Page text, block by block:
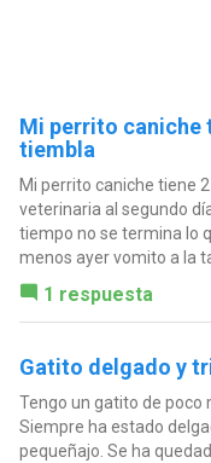
Mi perrito caniche
tiembla
Mi perrito caniche tiene
veterinaria al segundo
tiempo no se termina lo
menos ayer vomito a la
1 respuesta
Gatito delgado y
Tengo un gatito de poco
Siempre ha estado
pequeñajo. Se ha